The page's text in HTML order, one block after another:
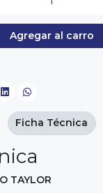
Agregar al carro
TAYLOR
Ficha Técnica